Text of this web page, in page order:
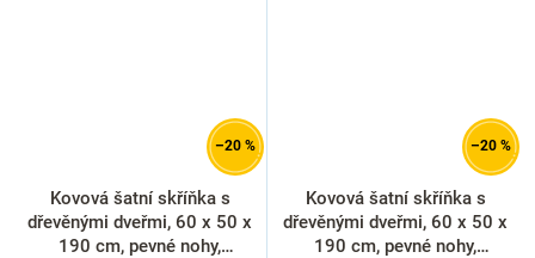
–20 %
Kovová šatní skříňka s
dřevěnými dveřmi, 60 x 50 x
190 cm, pevné nohy,
–20 %
Kovová šatní skříňka s
dřevěnými dveřmi, 60 x 50 x
190 cm, pevné nohy,